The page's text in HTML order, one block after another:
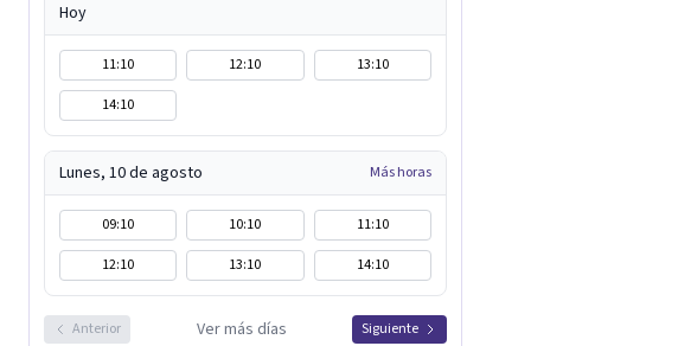
Hoy
11:10 12:10
13:10
14:10
Lunes, 10 de agosto Más horas
09:10 10:10
11:10
12:10
13:10 14:10
Anterior Ver más días Siguiente